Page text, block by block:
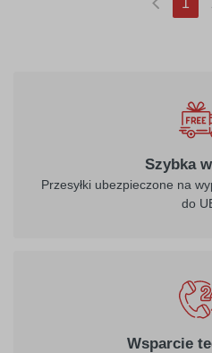
1
Szybka
Przesyłki ubezpieczone na
do
Wsparcie